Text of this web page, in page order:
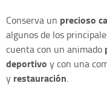
Conserva un precioso
algunos de los
cuenta con un animado
deportivo y con una
y restauración.